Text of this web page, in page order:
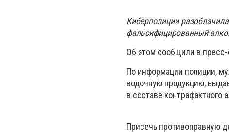
Киберполиции
фальсифицированный
Об этом сообщили в
По информации полиции,
водочную продукцию,
в составе
Присечь противоправную